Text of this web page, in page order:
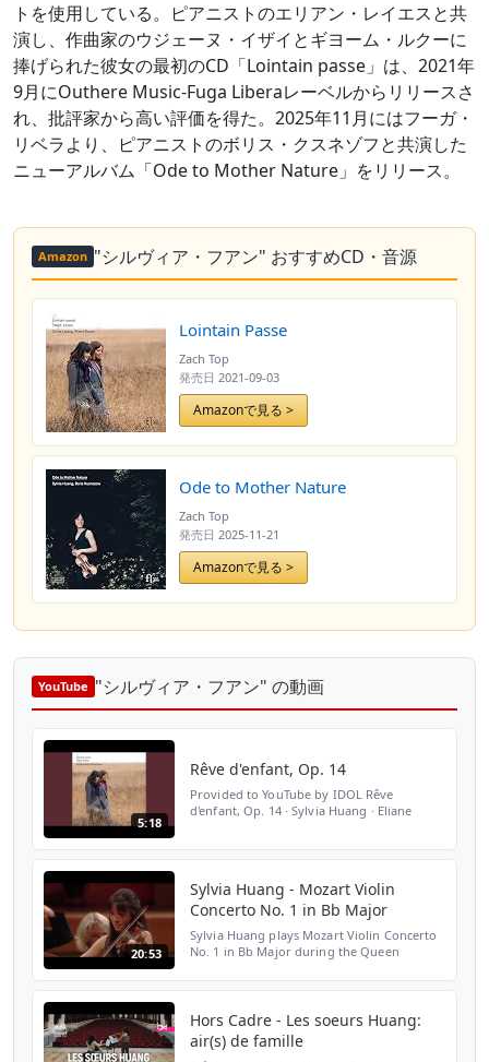
トを使用している。ピアニストのエリアン・レイエスと共
演し、作曲家のウジェーヌ・イザイとギヨーム・ルクーに
捧げられた彼女の最初のCD「Lointain passe」は、2021年
9月にOuthere Music-Fuga Liberaレーベルからリリースさ
れ、批評家から高い評価を得た。2025年11月にはフーガ・
リベラより、ピアニストのボリス・クスネゾフと共演した
ニューアルバム「Ode to Mother Nature」をリリース。
Amazon "シルヴィア・フアン" おすすめCD・音源
Lointain Passe
Zach Top
発売日 2021-09-03
Amazonで見る >
Ode to Mother Nature
Zach Top
発売日 2025-11-21
Amazonで見る >
YouTube "シルヴィア・フアン" の動画
5:18
Rêve d'enfant, Op. 14
Provided to YouTube by IDOL Rêve
d'enfant, Op. 14 · Sylvia Huang · Eliane
20:53
Sylvia Huang - Mozart Violin
Concerto No. 1 in Bb Major
Sylvia Huang plays Mozart Violin Concerto
No. 1 in Bb Major during the Queen
Hors Cadre - Les soeurs Huang:
air(s) de famille